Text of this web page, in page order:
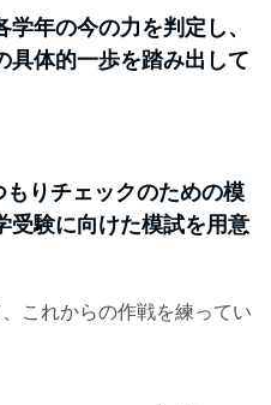
年の今の力を判定し、
具体的一歩を踏み出して
りチェックのための模
受験に向けた模試を用意
これからの作戦を練ってい